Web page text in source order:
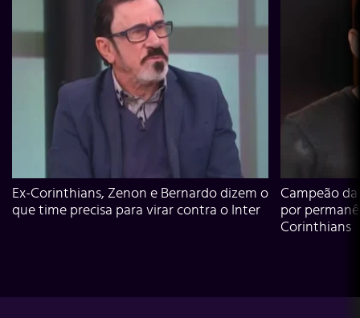
Ex-Corinthians, Zenon e Bernardo dizem o
que time precisa para virar contra o Inter
Campeão
por
Corinthians